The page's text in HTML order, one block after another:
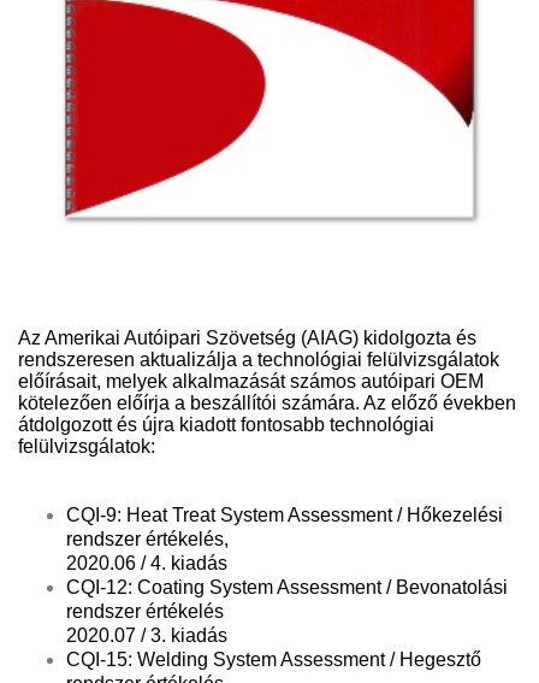
Az Amerikai Autóipari Szövetség (AIAG) kidolgozta és
rendszeresen aktualizálja a technológiai felülvizsgálatok
előírásait, melyek alkalmazását számos autóipari OEM
kötelezően előírja a beszállítói számára. Az előző években
átdolgozott és újra kiadott fontosabb technológiai
felülvizsgálatok:
CQI-9: Heat Treat System Assessment / Hőkezelési
rendszer értékelés,
2020.06 / 4. kiadás
CQI-12: Coating System Assessment / Bevonatolási
rendszer értékelés
2020.07 / 3. kiadás
CQI-15: Welding System Assessment / Hegesztő